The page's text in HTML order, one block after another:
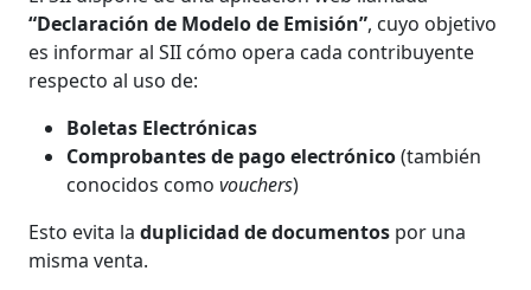
“Declaración de Modelo de Emisión”, cuyo objetivo
es informar al SII cómo opera cada contribuyente
respecto al uso de:
Boletas Electrónicas
Comprobantes de pago electrónico(también
conocidos como vouchers)
Esto evita la duplicidad de documentos por una
misma venta.